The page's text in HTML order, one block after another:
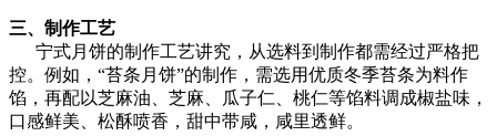
三、制作工艺
宁式月饼的制作工艺讲究，从选料到制作都需经过严格把
控。例如，“苔条月饼”的制作，需选用优质冬季苔条为料作
馅，再配以芝麻油、芝麻、瓜子仁、桃仁等馅料调成椒盐味，
口感鲜美、松酥喷香，甜中带咸，咸里透鲜。